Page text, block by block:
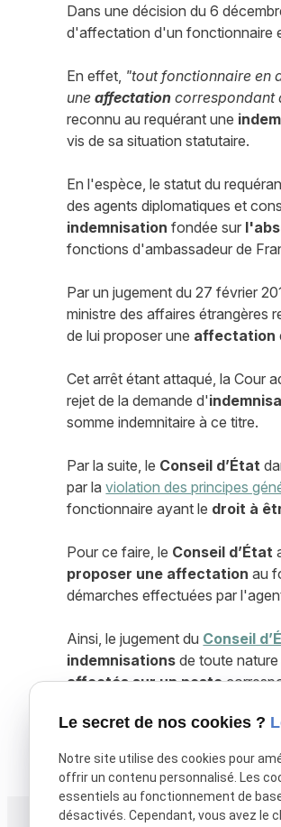
Dans une décision du 6
d'affectation d'un fonctionnaire
En effet, "tout fonctionnaire en
une affectation correspondant
reconnu au requérant une
vis de sa situation statutaire.
En l'espèce, le statut du
des agents diplomatiques et
indemnisation fondée sur
fonctions d'ambassadeur de
Par un jugement du 27 février
ministre des affaires étrangères
de lui proposer une affectation
Cet arrêt étant attaqué, la Cour
rejet de la demande d'
somme indemnitaire à ce titre.
Par la suite, le Conseil d’État
par laviolation des principes
fonctionnaire ayant le droit à
Pour ce faire, le Conseil d’État
proposer une affectation au
démarches effectuées par
Ainsi, le jugement du Conseil
indemnisations de toute nature
affectés sur un poste
X (formerly Twitter) est désactivé.
Le secret de nos cookies ?
Notre site utilise des cookies pour
offrir un contenu personnalisé. Les
essentiels au fonctionnement de
désactivés. Cependant, vous avez le